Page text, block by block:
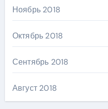
Ноябрь 2018
Октябрь 2018
Сентябрь 2018
Август 2018